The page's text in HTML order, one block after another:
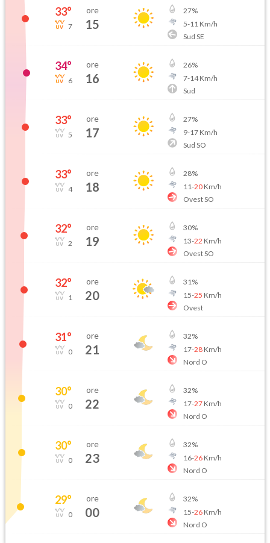
33°
7
ore
15
27%
5-11 Km/h
Sud SE
34°
6
ore
16
26%
7-14Km/h
Sud
33°
5
ore
17
27%
9-17Km/h
Sud SO
33°
4
ore
18
28%
11-20Km/h
Ovest SO
32°
2
ore
19
30%
13-22 Km/h
Ovest SO
32°
1
ore
20
31%
15-25 Km/h
Ovest
31°
0
ore
21
32%
17-28Km/h
Nord O
30°
0
ore
22
32%
17-27Km/h
Nord O
30°
0
ore
23
32%
16-26Km/h
Nord O
29°
0
ore
00
32%
15-26Km/h
Nord O